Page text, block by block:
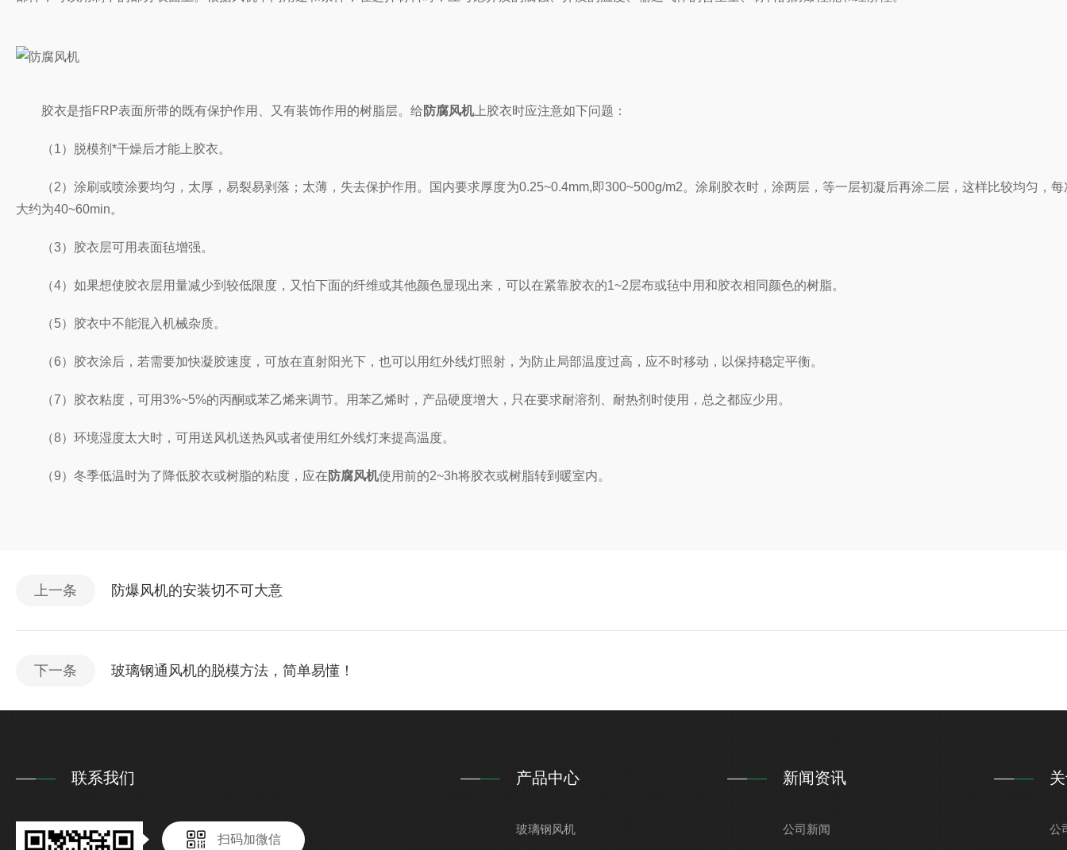
胶衣是指FRP表面所带的既有保护作用、又有装饰作用的树脂层。给 防腐风机上胶衣时应注意如下问题：
（1）脱模剂*干燥后才能上胶衣。
（2）涂刷或喷涂要均匀，太厚，易裂易剥落；太薄，失去保护作用。国内要求厚度为0.25~0.4mm,即300~500g/m2。涂刷胶衣时，涂两层，等一层初凝后再涂二层，这样比较均匀，每
大约为40~60min。
（3）胶衣层可用表面毡增强。
（4）如果想使胶衣层用量减少到较低限度，又怕下面的纤维或其他颜色显现出来，可以在紧靠胶衣的1~2层布或毡中用和胶衣相同颜色的树脂。
（5）胶衣中不能混入机械杂质。
（6）胶衣涂后，若需要加快凝胶速度，可放在直射阳光下，也可以用红外线灯照射，为防止局部温度过高，应不时移动，以保持稳定平衡。
（7）胶衣粘度，可用3%~5%的丙酮或苯乙烯来调节。用苯乙烯时，产品硬度增大，只在要求耐溶剂、耐热剂时使用，总之都应少用。
（8）环境湿度太大时，可用送风机送热风或者使用红外线灯来提高温度。
（9）冬季低温时为了降低胶衣或树脂的粘度，应在 防腐风机使用前的2~3h将胶衣或树脂转到暖室内。
上一条 防爆风机的安装切不可大意
下一条 玻璃钢通风机的脱模方法，简单易懂！
联系我们
扫码加微信
产品中心
玻璃钢风机
新闻资讯
公司新闻 公